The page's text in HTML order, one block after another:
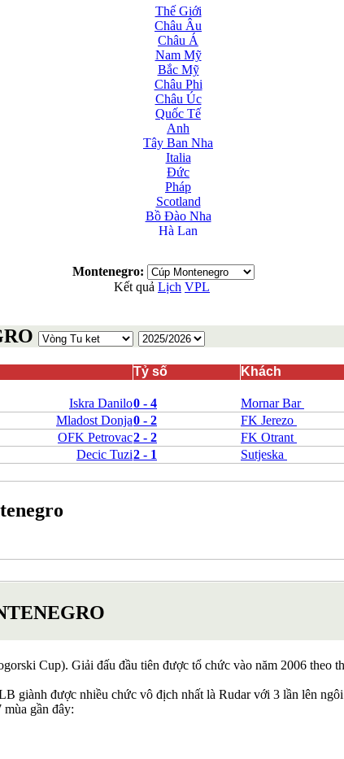
Thế Giới
Châu Âu
Châu Á
Nam Mỹ
Bắc Mỹ
Châu Phi
Châu Úc
Quốc Tế
Anh
Tây Ban Nha
Italia
Đức
Pháp
Scotland
Bồ Đào Nha
Hà Lan
Andorra
Armenia
Belarus
Bosnia-Herzgovina
Bulgary
Bắc Ireland
Georgia
Gibralta
Hungary
Latvia
Malta
Montenegro
Phần Lan
Montenegro:
Kết quả Lịch VPL
Tỷ số Khách
Iskra Danilo0 - 4 Mornar Bar
Mladost Donja0 - 2 FK Jerezo
OFK Petrovac2 - 2 FK Otrant
Decic Tuzi2 - 1 Sutjeska
Cup). Giải đấu đầu tiên được tổ chức vào năm 2006 theo
giành được nhiều chức vô địch nhất là Rudar với 3 lần lên
gần đây: